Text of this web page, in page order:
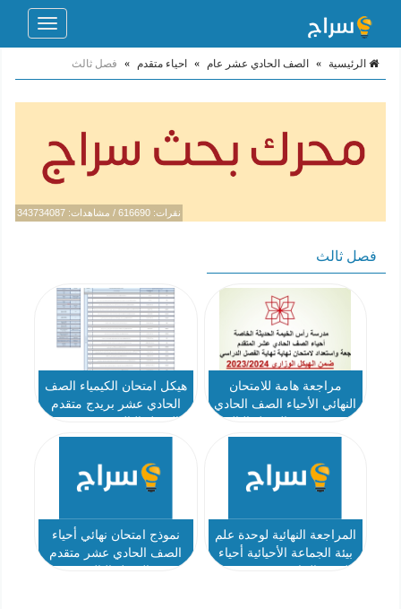
Toggle
الرئيسية » الصف الحادي عشر عام » احياء متقدم » فصل ثالث
نقرات: 616690 / مشاهدات: 343734087
فصل ثالث
مراجعة هامة للامتحان
النهائي الأحياء الصف الحادي
هيكل امتحان الكيمياء الصف
الحادي عشر بريدج متقدم
المراجعة النهائية لوحدة علم
بيئة الجماعة الأحيائية أحياء
نموذج امتحان نهائي أحياء
الصف الحادي عشر متقدم